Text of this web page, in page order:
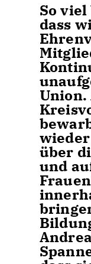
So
dass
Union.
über
und